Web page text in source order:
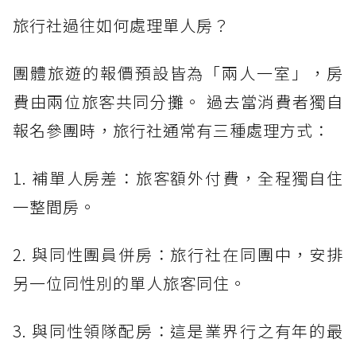
旅行社過往如何處理單人房？
團體旅遊的報價預設皆為「兩人一室」，房
費由兩位旅客共同分攤。 過去當消費者獨自
報名參團時，旅行社通常有三種處理方式：
1. 補單人房差：旅客額外付費，全程獨自住
一整間房。
2. 與同性團員併房：旅行社在同團中，安排
另一位同性別的單人旅客同住。
3. 與同性領隊配房：這是業界行之有年的最